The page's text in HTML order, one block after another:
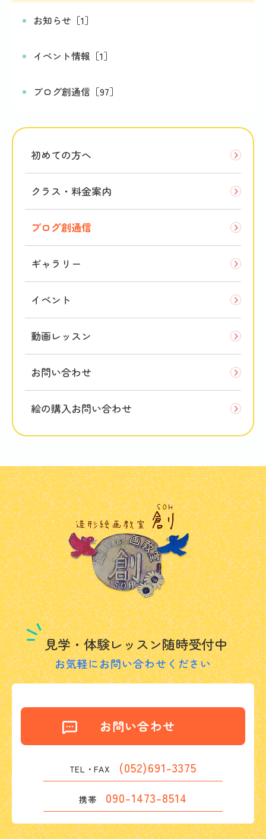
お知らせ［1］
イベント情報［1］
ブログ創通信［97］
初めての方へ
クラス・料金案内
ブログ創通信
ギャラリー
イベント
動画レッスン
お問い合わせ
絵の購入お問い合わせ
見学・体験レッスン随時受付中
お気軽にお問い合わせください
お問い合わせ
TEL・FAX (052)691-3375
携帯 090-1473-8514